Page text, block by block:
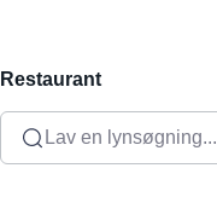
Restaurant
Lav en lynsøgning...